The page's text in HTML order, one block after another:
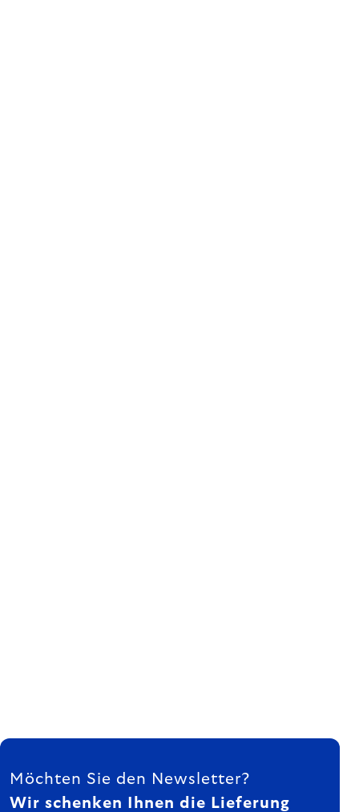
FUSSZEILE
Möchten Sie den Newsletter?
Wir schenken Ihnen die Lieferung